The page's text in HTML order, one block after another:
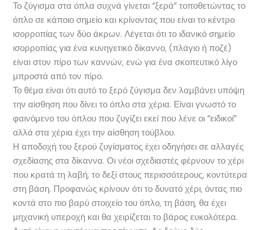
Το ζύγισμα στα όπλα συχνά γίνεται “ξερά” τοποθετώντας το
όπλο σε κάποιο σημείο και κρίνοντας που είναι το κέντρο
ισορροπίας των δύο άκρων. Λέγεται ότι το ιδανικό σημείο
ισορροπίας για ένα κυνηγετικό δίκαννο, (πλάγιο ή ποζέ)
είναι στον πίρο των καννών, ενώ για ένα σκοπευτικό λίγο
μπροστά από τον πίρο.
Το θέμα είναι ότι αυτό το ξερό ζύγισμα δεν λαμβάνει υπόψη
την αίσθηση που δίνει το όπλο στα χέρια. Είναι γνωστό το
φαινόμενο του όπλου που ζυγίζει εκεί που λένε οι “ειδικοί”
αλλά στα χέρια έχει την αίσθηση τούβλου.
Η αποδοχή του ξερού ζυγίσματος έχει οδηγήσει σε αλλαγές
σχεδίασης στα δίκαννα. Οι νέοι σχεδιαστές φέρνουν το χέρι
που κρατά τη λαβή, το δεξί στους περισσότερους, κοντύτερα
στη βάση. Προφανώς κρίνουν ότι το δυνατό χέρι, όντας πιο
κοντά στο πιο βαρύ στοιχείο του όπλο, τη βάση, θα έχει
μηχανική υπεροχή και θα χειρίζεται το βάρος ευκολότερα.